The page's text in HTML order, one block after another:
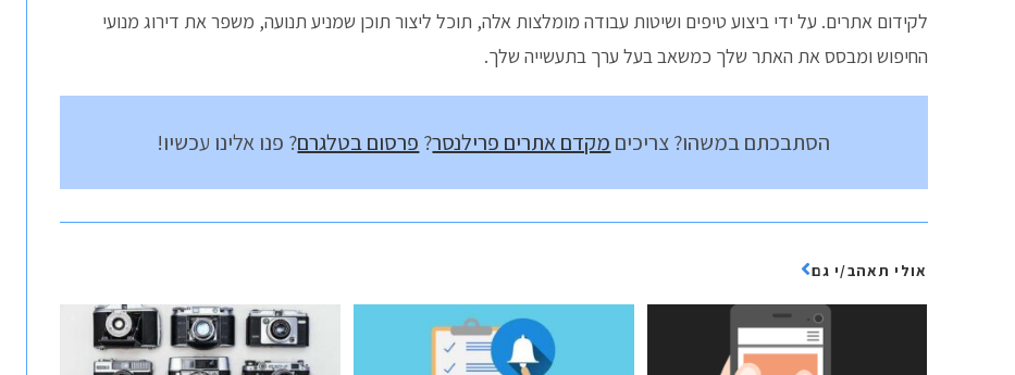
לקידום אתרים. על ידי ביצוע טיפים ושיטות עבודה מומלצות אלה, תוכל ליצור תוכן שמניע תנועה, משפר את דירוג מנועי
החיפוש ומבסס את האתר שלך כמשאב בעל ערך בתעשייה שלך.
הסתבכתם במשהו? צריכים מקדם אתרים פרילנסר? פרסום בטלגרם? פנו אלינו עכשיו!
אולי תאהב/י גם